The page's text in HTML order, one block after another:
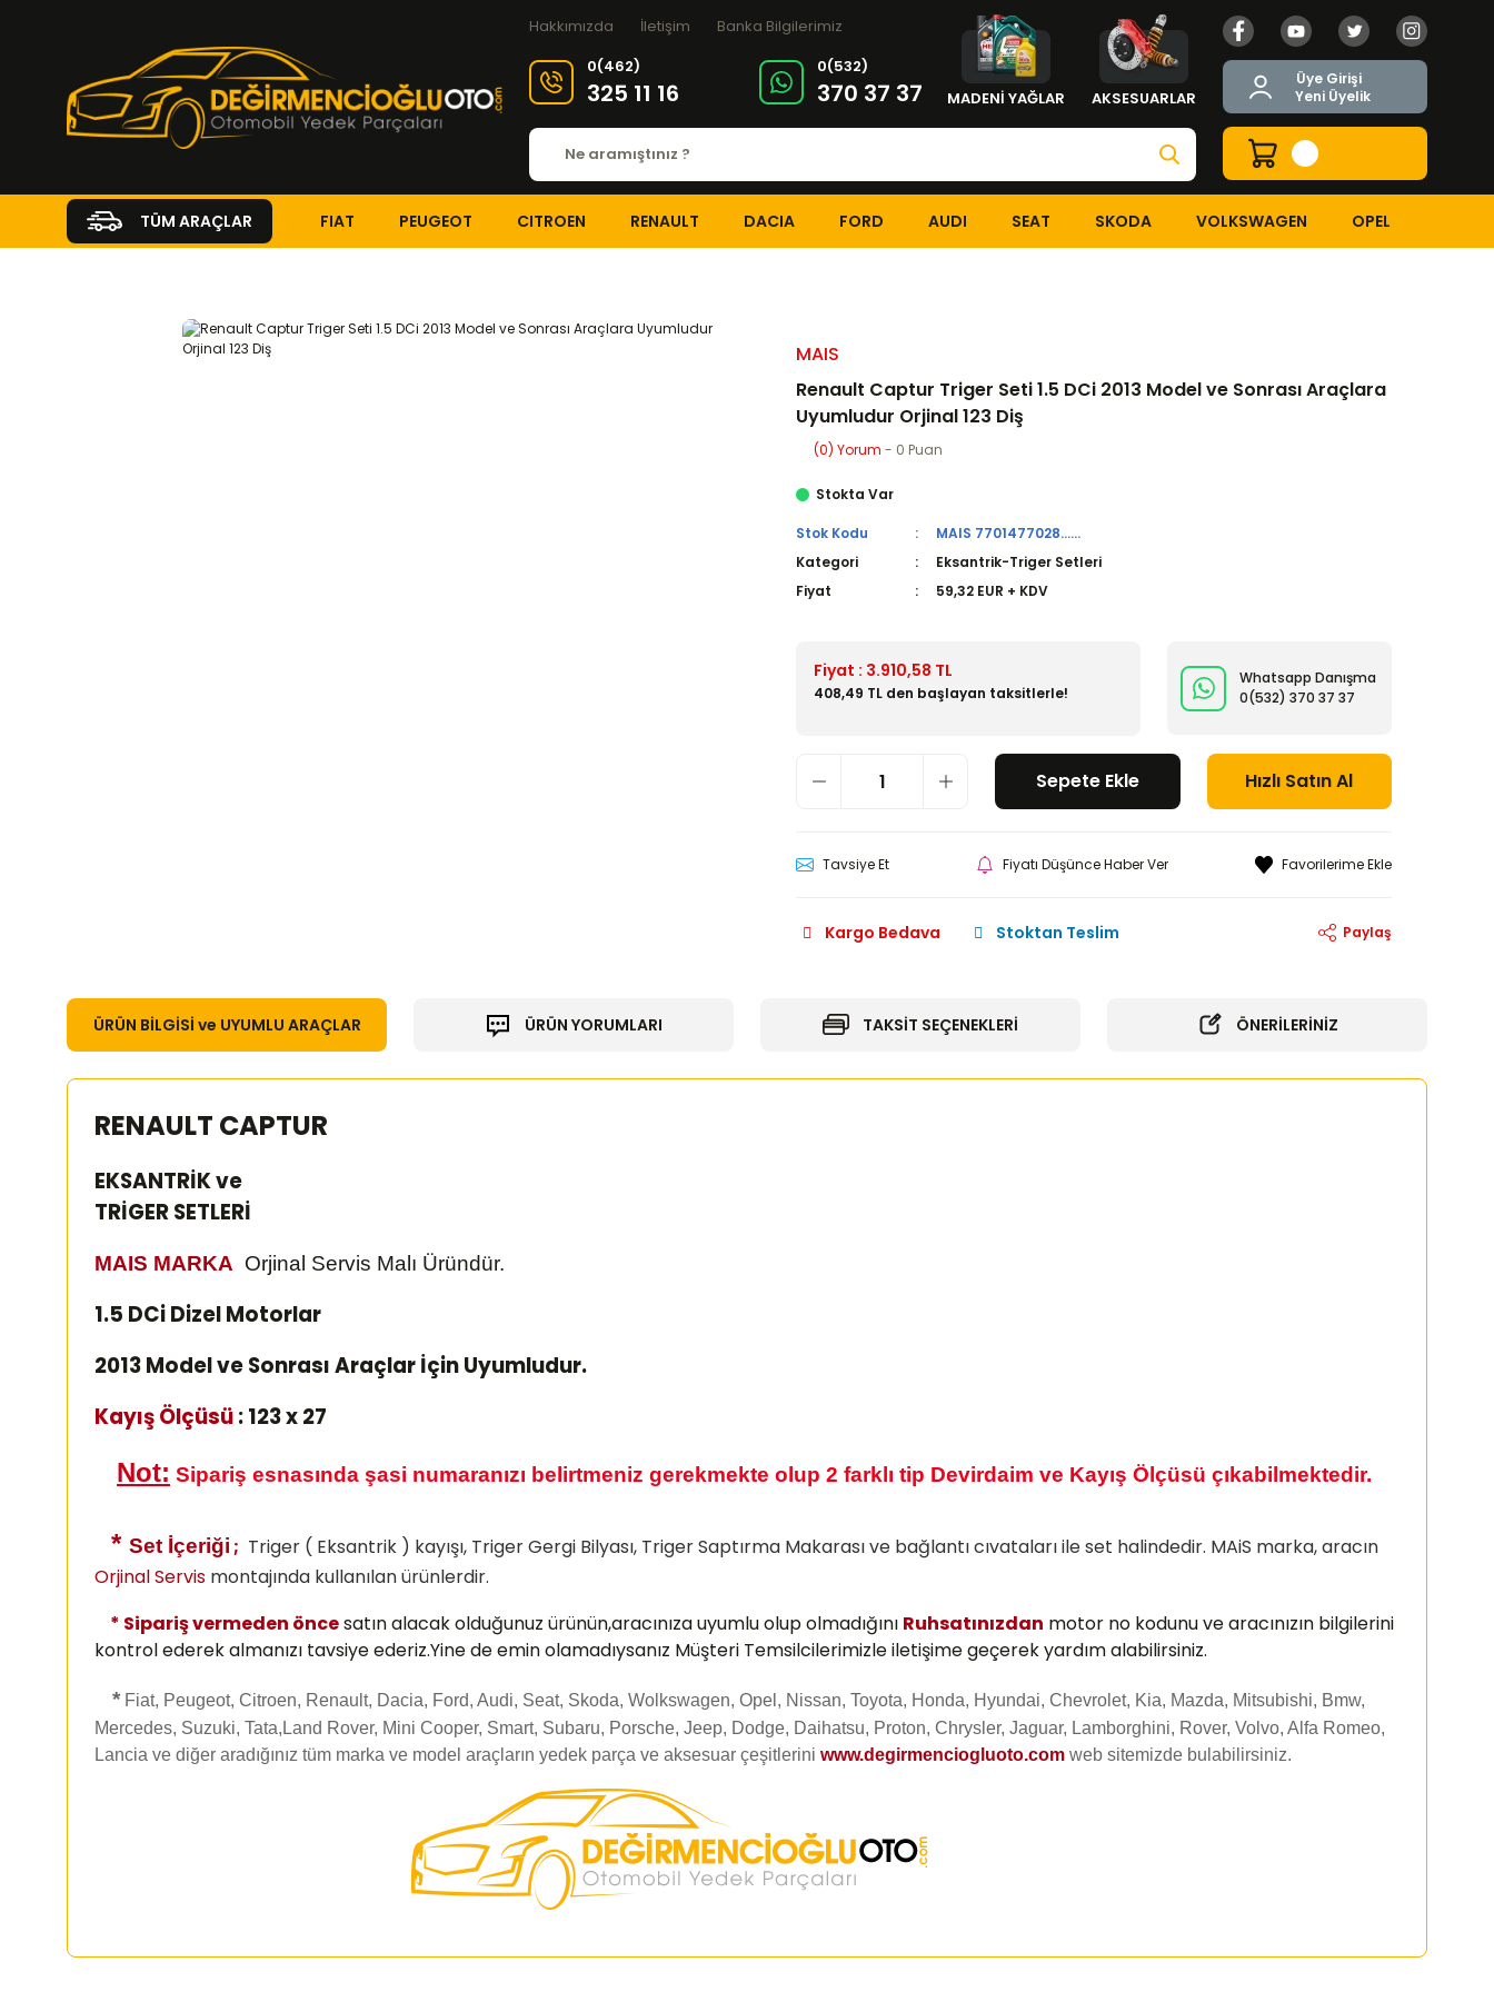
Hakkımızda İletişim
Banka Bilgilerimiz
0(462)
325 11 16
0(532)
370 37 37 MADENİ YAĞLAR AKSESUARLAR
Üye Girişi
Yeni Üyelik
TÜM ARAÇLAR FIAT PEUGEOT CITROEN RENAULT DACIA FORD AUDI SEAT SKODA VOLKSWAGEN OPEL
MAIS
Renault Captur Triger Seti 1.5 DCi 2013 Model ve Sonrası Araçlara
Uyumludur Orjinal 123 Diş
(0) Yorum - 0 Puan
Stokta Var
Stok Kodu
MAIS 7701477028......
Kategori
Eksantrik-Triger Setleri
Fiyat
59,32 EUR + KDV
Fiyat : 3.910,58 TL
408,49 TL den başlayan taksitlerle!
Whatsapp Danışma
0(532) 370 37 37
Sepete Ekle Hızlı Satın Al
Tavsiye Et Fiyatı Düşünce Haber Ver
Kargo Bedava Stoktan Teslim Paylaş
ÜRÜN BİLGİSİ ve UYUMLU ARAÇLAR ÜRÜN YORUMLARI TAKSİT SEÇENEKLERİ ÖNERİLERİNİZ
RENAULT CAPTUR
EKSANTRİK ve
TRİGER SETLERİ
MAIS MARKA Orjinal Servis Malı Üründür.
1.5 DCi Dizel Motorlar
2013 Model ve Sonrası Araçlar İçin Uyumludur.
Kayış Ölçüsü: 123 x 27
Not: Sipariş esnasında şasi numaranızı belirtmeniz gerekmekte olup 2 farklı tip Devirdaim ve Kayış Ölçüsü çıkabilmektedir.
* Set İçeriği ; Triger ( Eksantrik ) kayışı, Triger Gergi Bilyası, Triger Saptırma Makarası ve bağlantı cıvataları ile set halindedir. MAiS marka, aracın
Orjinal Servis montajında kullanılan ürünlerdir.
* Sipariş vermeden öncesatın alacak olduğunuz ürünün,aracınıza uyumlu olup olmadığını Ruhsatınızdan motor no kodunu ve aracınızın bilgilerini
kontrol ederek almanızı tavsiye ederiz.Yine de emin olamadıysanız Müşteri Temsilcilerimizle iletişime geçerek yardım alabilirsiniz.
* Fiat, Peugeot, Citroen, Renault, Dacia, Ford, Audi, Seat, Skoda, Wolkswagen, Opel, Nissan, Toyota, Honda, Hyundai, Chevrolet, Kia, Mazda, Mitsubishi, Bmw,
Mercedes, Suzuki, Tata,Land Rover, Mini Cooper, Smart, Subaru, Porsche, Jeep, Dodge, Daihatsu, Proton, Chrysler, Jaguar, Lamborghini, Rover, Volvo, Alfa Romeo,
Lancia ve diğer aradığınız tüm marka ve model araçların yedek parça ve aksesuar çeşitlerini www.degirmenciogluoto.com web sitemizde bulabilirsiniz.